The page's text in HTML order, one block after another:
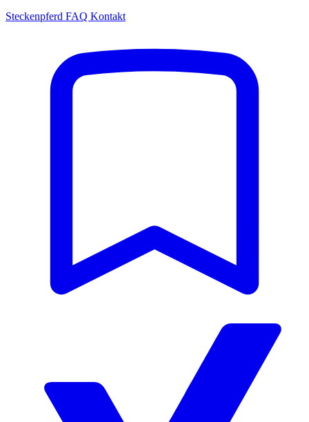
Steckenpferd FAQ Kontakt